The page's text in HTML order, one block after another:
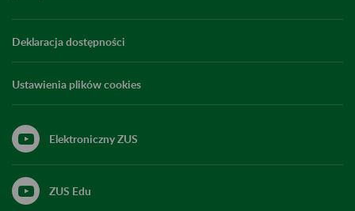
Deklaracja dostępności
Ustawienia plików cookies
Elektroniczny ZUS
ZUS Edu